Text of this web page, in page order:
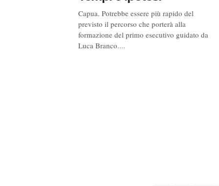
Capua. Potrebbe essere più rapido del
previsto il percorso che porterà alla
formazione del primo esecutivo guidato da
Luca Branco....